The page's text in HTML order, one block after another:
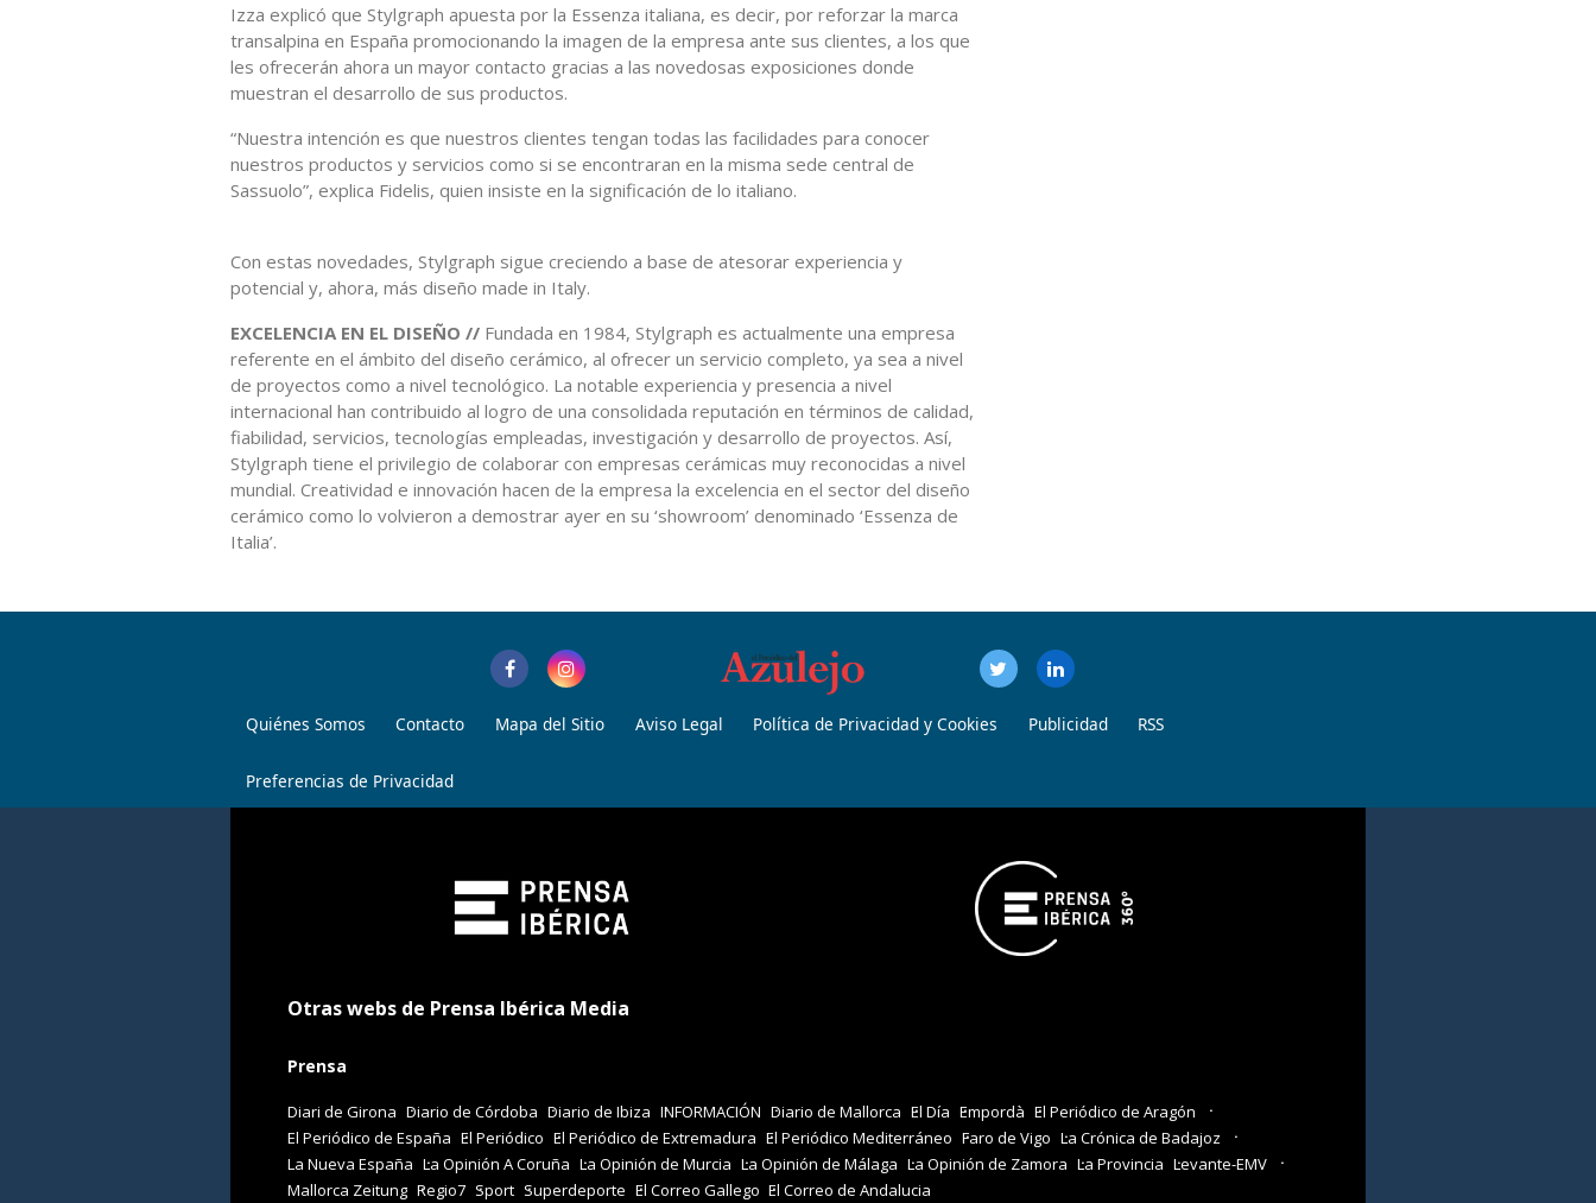
Izza explicó que Stylgraph apuesta por la Essenza italiana, es decir, por reforzar la marca
transalpina en España promocionando la imagen de la empresa ante sus clientes, a los que
les ofrecerán ahora un mayor contacto gracias a las novedosas exposiciones donde
muestran el desarrollo de sus productos.
“Nuestra intención es que nuestros clientes tengan todas las facilidades para conocer
nuestros productos y servicios como si se encontraran en la misma sede central de
Sassuolo”, explica Fidelis, quien insiste en la significación de lo italiano.
Con estas novedades, Stylgraph sigue creciendo a base de atesorar experiencia y
potencial y, ahora, más diseño made in Italy.
EXCELENCIA EN EL DISEÑO // Fundada en 1984, Stylgraph es actualmente una empresa
referente en el ámbito del diseño cerámico, al ofrecer un servicio completo, ya sea a nivel
de proyectos como a nivel tecnológico. La notable experiencia y presencia a nivel
internacional han contribuido al logro de una consolidada reputación en términos de calidad,
fiabilidad, servicios, tecnologías empleadas, investigación y desarrollo de proyectos. Así,
Stylgraph tiene el privilegio de colaborar con empresas cerámicas muy reconocidas a nivel
mundial. Creatividad e innovación hacen de la empresa la excelencia en el sector del diseño
cerámico como lo volvieron a demostrar ayer en su ‘showroom’ denominado ‘Essenza de
Italia’.
Quiénes Somos Contacto Mapa del Sitio Aviso Legal Política de Privacidad y Cookies Publicidad RSS
Preferencias de Privacidad
Otras webs de Prensa Ibérica Media
Prensa
Diari de Girona Diario de Córdoba Diario de Ibiza INFORMACIÓN Diario de Mallorca El Día Empordà El Periódico de Aragón
El Periódico de España El Periódico El Periódico de Extremadura El Periódico Mediterráneo Faro de Vigo La Crónica de Badajoz
La Nueva España La Opinión A Coruña La Opinión de Murcia La Opinión de Málaga La Opinión de Zamora La Provincia Levante-EMV
Mallorca Zeitung Regio7 Sport Superdeporte El Correo Gallego El Correo de Andalucia